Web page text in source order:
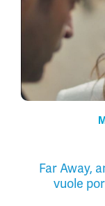
Far Away,
vuole